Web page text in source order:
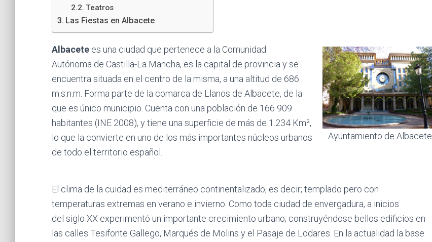
Teatros
Las Fiestas en Albacete
Ayuntamiento de Albacete
Albacete es una ciudad que pertenece a la Comunidad
Autónoma de Castilla-La Mancha, es la capital de provincia y se
encuentra situada en el centro de la misma, a una altitud de 686
m.s.n.m. Forma parte de la comarca de Llanos de Albacete, de la
que es único municipio. Cuenta con una población de 166 909
habitantes (INE 2008), y tiene una superficie de más de 1.234 Km²,
lo que la convierte en uno de los más importantes núcleos urbanos
de todo el territorio español.
El clima de la cuidad es mediterráneo continentalizado, es decir; templado pero con
temperaturas extremas en verano e invierno. Como toda ciudad de envergadura, a inicios
del siglo XX experimentó un importante crecimiento urbano; construyéndose bellos edificios en
las calles Tesifonte Gallego, Marqués de Molins y el Pasaje de Lodares. En la actualidad la base